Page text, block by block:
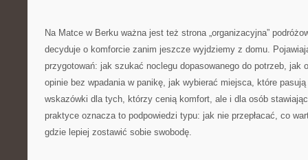
Na Matce w Berku ważna jest też strona „organizacyjna”
decyduje o komforcie zanim jeszcze wyjdziemy z domu.
przygotowań: jak szukać noclegu dopasowanego do potrzeb, jak
opinie bez wpadania w panikę, jak wybierać miejsca, które
wskazówki dla tych, którzy cenią komfort, ale i dla osób
praktyce oznacza to podpowiedzi typu: jak nie przepłacać, co
gdzie lepiej zostawić sobie swobodę.